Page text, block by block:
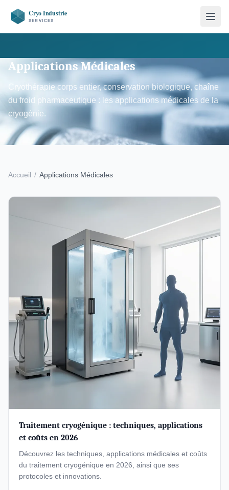
Applications Médicales
Cryothérapie corps entier, conservation biologique, chaîne
du froid pharmaceutique : les applications médicales de la
cryogénie.
Accueil / Applications Médicales
Traitement cryogénique : techniques, applications
et coûts en 2026
Découvrez les techniques, applications médicales et coûts
du traitement cryogénique en 2026, ainsi que ses
protocoles et innovations.